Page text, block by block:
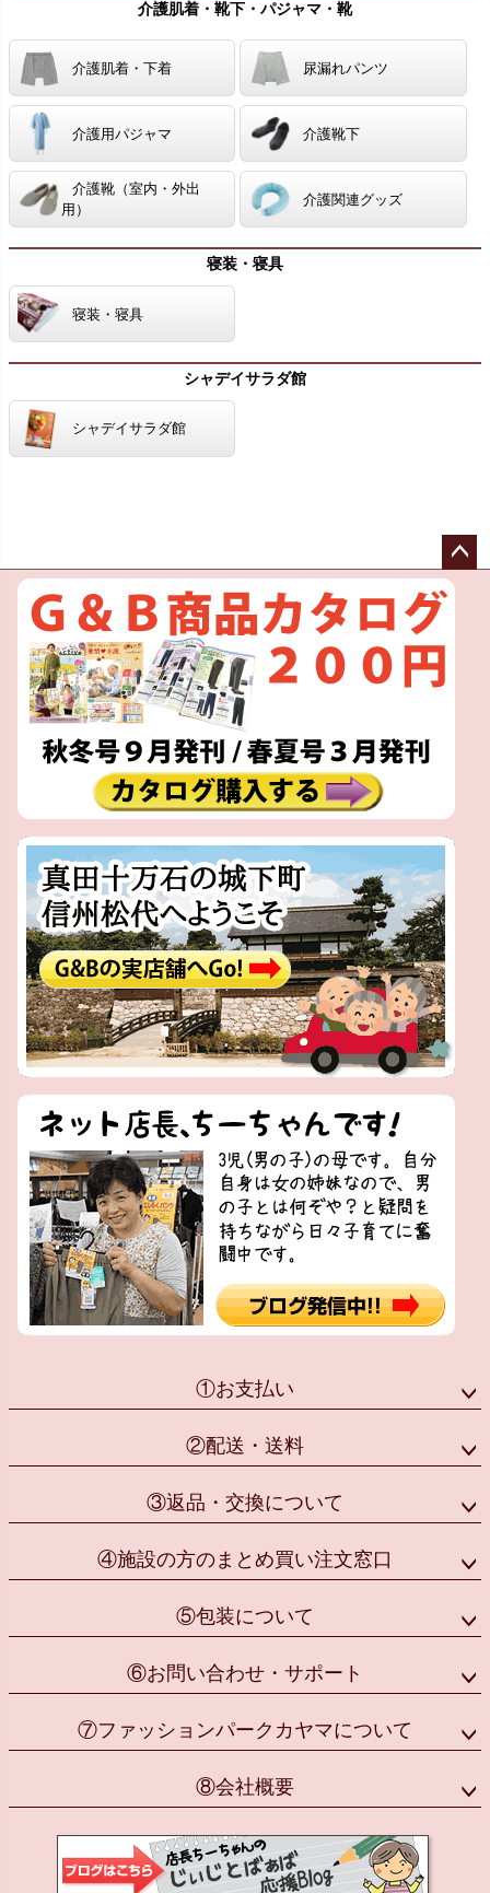
介護肌着・靴下・パジャマ・靴
介護肌着・下着 尿漏れパンツ
介護用パジャマ 介護靴下
介護靴（室内・外出
用）
介護関連グッズ
寝装・寝具
寝装・寝具
シャデイサラダ館
シャデイサラダ館
ペー
へ
①お支払い
②配送・送料
③返品・交換について
④施設の方のまとめ買い注文窓口
⑤包装について
⑥お問い合わせ・サポート
⑦ファッションパークカヤマについて
⑧会社概要